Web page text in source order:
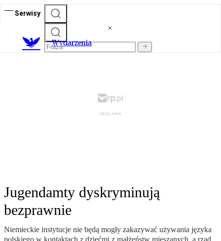
Serwisy
Wydarzenia
Jugendamty dyskryminują
bezprawnie
Niemieckie instytucje nie będą mogły zakazywać używania języka
polskiego w kontaktach z dziećmi z małżeństw mieszanych, a rząd